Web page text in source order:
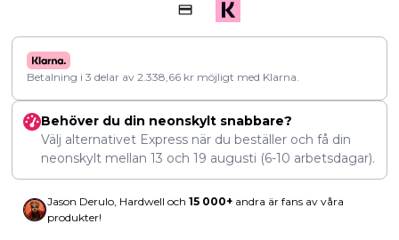
Betalning i 3 delar av 2.338,66 kr möjligt med Klarna.
Behöver du din neonskylt snabbare?
Välj alternativet Express när du beställer och få din
neonskylt mellan 13 och 19 augusti (6-10 arbetsdagar).
Jason Derulo, Hardwell och 15 000+ andra är fans av våra
produkter!